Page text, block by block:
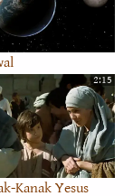
2:15
Kanak Yesus